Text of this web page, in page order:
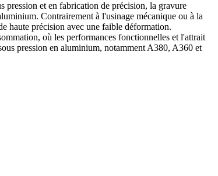
pression et en fabrication de précision, la gravure
Contrairement à l'usinage mécanique ou à la
haute précision avec une faible déformation.
où les performances fonctionnelles et l'attrait
pression en aluminium, notamment A380, A360 et